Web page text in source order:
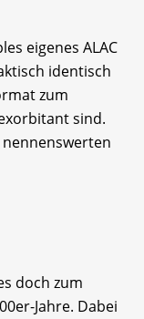
eigenes ALAC
identisch
zum
sind.
doch zum
Jahre. Dabei